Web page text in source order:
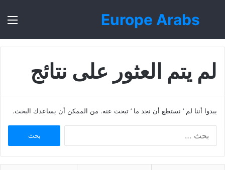
Europe Arabs
بحث
لم يتم العثور على نتائج
يبدوا أننا لم ’ نستطع أن نجد ما ’ تبحث عنه. من الممكن أن يساعدك البحث.